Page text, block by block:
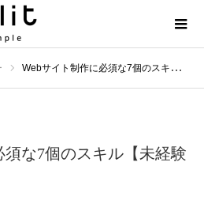
Webサイト制作に必須な7個のスキル【未経験者必見！】
須な7個のスキル【未経験